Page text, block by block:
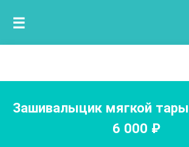
☰
Зашивалыцик мягкой тары
6 000 ₽